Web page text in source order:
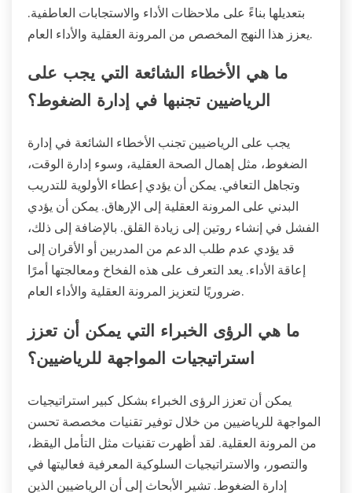
بتعديلها بناءً على ملاحظات الأداء والاستجابات العاطفية.
يعزز هذا النهج المخصص من المرونة العقلية والأداء العام.
ما هي الأخطاء الشائعة التي يجب على
الرياضيين تجنبها في إدارة الضغوط؟
يجب على الرياضيين تجنب الأخطاء الشائعة في إدارة
الضغوط، مثل إهمال الصحة العقلية، وسوء إدارة الوقت،
وتجاهل التعافي. يمكن أن يؤدي إعطاء الأولوية للتدريب
البدني على المرونة العقلية إلى الإرهاق. يمكن أن يؤدي
الفشل في إنشاء روتين إلى زيادة القلق. بالإضافة إلى ذلك،
قد يؤدي عدم طلب الدعم من المدربين أو الأقران إلى
إعاقة الأداء. يعد التعرف على هذه الفخاخ ومعالجتها أمرًا
ضروريًا لتعزيز المرونة العقلية والأداء العام.
ما هي الرؤى الخبراء التي يمكن أن تعزز
استراتيجيات المواجهة للرياضيين؟
يمكن أن تعزز الرؤى الخبراء بشكل كبير استراتيجيات
المواجهة للرياضيين من خلال توفير تقنيات مخصصة تحسن
من المرونة العقلية. لقد أظهرت تقنيات مثل التأمل اليقظ،
والتصور، والاستراتيجيات السلوكية المعرفية فعاليتها في
إدارة الضغوط. تشير الأبحاث إلى أن الرياضيين الذين